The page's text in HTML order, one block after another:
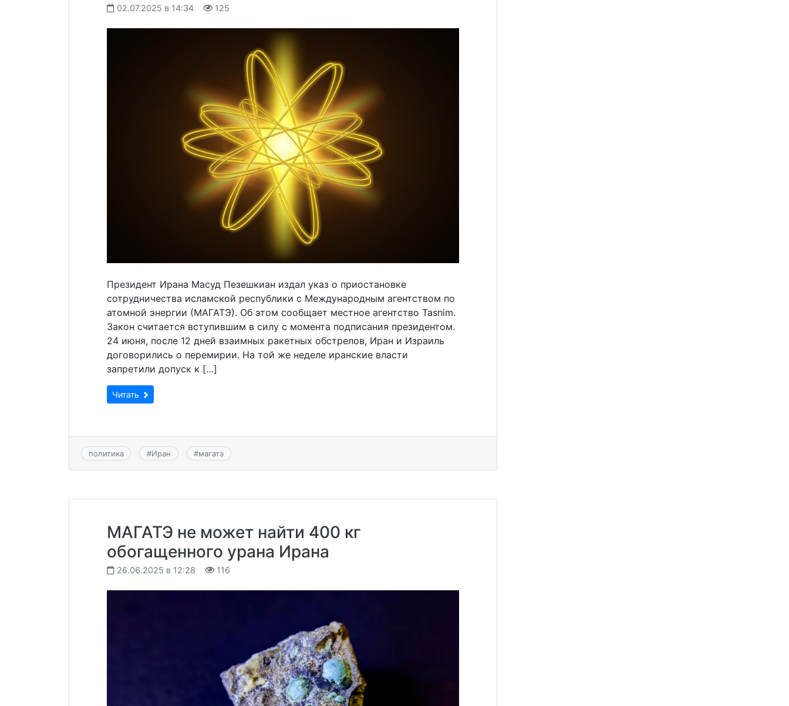
02.07.2025 в 14:34 125
Президент Ирана Масуд Пезешкиан издал указ о приостановке
сотрудничества исламской республики с Международным агентством по
атомной энергии (МАГАТЭ). Об этом сообщает местное агентство Tasnim.
Закон считается вступившим в силу с момента подписания президентом.
24 июня, после 12 дней взаимных ракетных обстрелов, Иран и Израиль
договорились о перемирии. На той же неделе иранские власти
запретили допуск к […]
Читать
политика #Иран #магатэ
МАГАТЭ не может найти 400 кг
обогащенного урана Ирана
26.06.2025 в 12:28 116